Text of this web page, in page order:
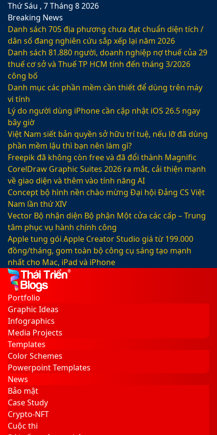
Thứ Sáu , 7 Tháng 8 2026
Breaking News
Danh sách 705 địa phương chưa đạt chuẩn diện tích /
dân số đang nghiên cứu sắp xếp lại năm 2026
Danh sách 81.880‬ người, doanh nghiệp nợ thuế của 29
thuế cơ sở và Thuế TP HCM tính đến tháng 3/2026
công bố
Danh mục các phần mềm cần thiết để dùng trên máy
vi tính
Lý do người dùng iPhone cần cập nhật iOS 26.5 ngay
bây giờ
Việt Nam siết bản quyền sở hữu trí tuệ, nếu lỡ đã dùng
phần mềm lậu thì bạn nên làm gì?
Freepik đã không còn free và đã đổi thành Magnific
CorelDraw Graphic Suites 2026 ra mắt, cải thiện mạnh
về giao diện và thêm vào tính năng AI
Concept bộ hình nền chào mừng Đại hội Đảng CS Việt
Nam lần thứ XIV
Vector Bộ nhận diện Bộ phận Một cửa các cấp – Trung
tâm phục vụ hành chính công
Apple tung gói Apple Creator Studio giá từ 199.000
đồng/tháng, gom toàn bộ công cụ sáng tạo mạnh
nhất cho Mac, iPad và iPhone
Facebook
X
LinkedIn
YouTube
Google
Play
Sidebar
Switch
skin
Portfolio
Graphic Ideas
Infographics
Media Projects
Templates
Color Schemes
Powerpoint Templates
News
Bảo mật
Case Study
Crypto-NFT
Cuộc thi